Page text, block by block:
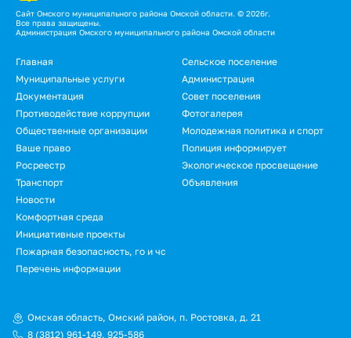
Сайт Омского муниципального района Омской области. © 2026г.
Все права защищены.
Администрация Омского муниципального района Омской области
Главная
Сельское поселение
Муниципальные услуги
Администрация
Документация
Совет поселения
Противодействие коррупции
Фотогалерея
Общественные организации
Молодежная политика и спорт
Ваше право
Полиция информирует
Росреестр
Экологическое просвещение
Транспорт
Объявления
Новости
Омская область, Омский район, п. Ростовка, д. 21
8 (3812) 961-149, 925-586
Комфортная среда
Инициативные проекты
Пожарная безопасность, го и чс
Перечень информации